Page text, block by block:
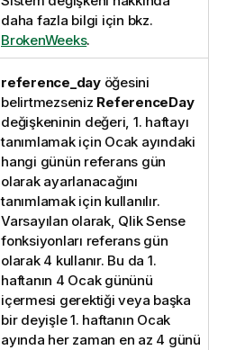
daha fazla bilgi için bkz.
BrokenWeeks.
reference_dayöğesini
belirtmezseniz ReferenceDay
değişkeninin değeri, 1. haftayı
tanımlamak için Ocak ayındaki
hangi günün referans gün
olarak ayarlanacağını
tanımlamak için kullanılır.
Varsayılan olarak, Qlik Sense
fonksiyonları referans gün
olarak 4 kullanır. Bu da 1.
haftanın 4 Ocak gününü
içermesi gerektiği veya başka
bir deyişle 1. haftanın Ocak
ayında her zaman en az 4 günü